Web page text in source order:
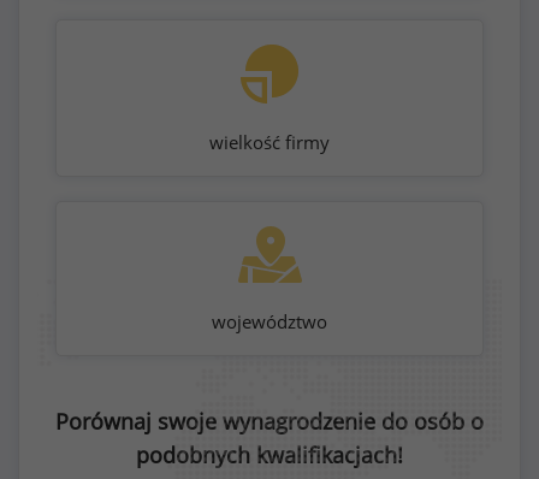
wielkość firmy
województwo
Porównaj swoje wynagrodzenie do osób o
podobnych kwalifikacjach!